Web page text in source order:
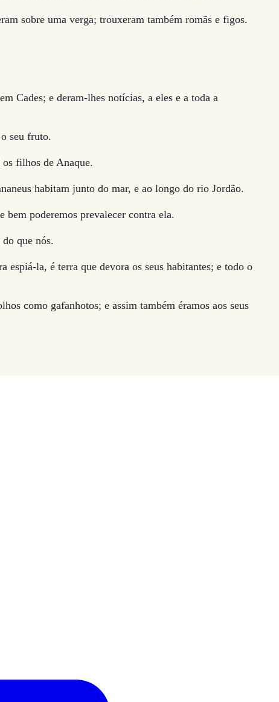
sobre uma verga; trouxeram também romãs e figos.
Cades; e deram-lhes notícias, a eles e a toda a
seu fruto.
filhos de Anaque.
habitam junto do mar, e ao longo do rio Jordão.
bem poderemos prevalecer contra ela.
que nós.
la, é terra que devora os seus habitantes; e todo o
como gafanhotos; e assim também éramos aos seus